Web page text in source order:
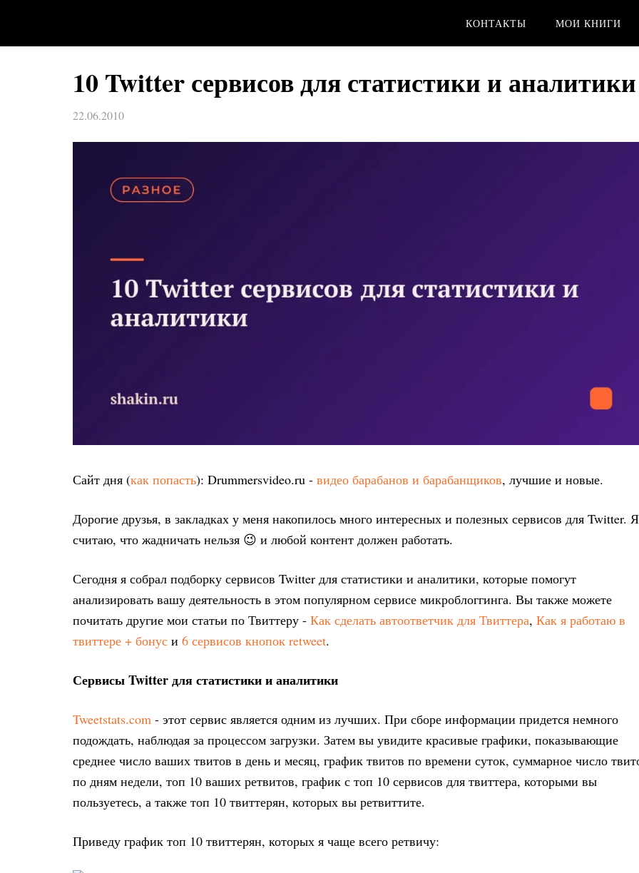
КОНТАКТЫ МОИ КНИГИ
10 Twitter сервисов для статистики и аналитики
22.06.2010
Сайт дня (как попасть): Drummersvideo.ru - видео барабанов и барабанщиков, лучшие и новые.
Дорогие друзья, в закладках у меня накопилось много интересных и полезных сервисов для Twitter. Я
считаю, что жадничать нельзя 😉 и любой контент должен работать.
Сегодня я собрал подборку сервисов Twitter для статистики и аналитики, которые помогут
анализировать вашу деятельность в этом популярном сервисе микроблоггинга. Вы также можете
почитать другие мои статьи по Твиттеру - Как сделать автоответчик для Твиттера, Как я работаю в
твиттере + бонус и 6 сервисов кнопок retweet.
Сервисы Twitter для статистики и аналитики
Tweetstats.com - этот сервис является одним из лучших. При сборе информации придется немного
подождать, наблюдая за процессом загрузки. Затем вы увидите красивые графики, показывающие
среднее число ваших твитов в день и месяц, график твитов по времени суток, суммарное число
по дням недели, топ 10 ваших ретвитов, график с топ 10 сервисов для твиттера, которыми вы
пользуетесь, а также топ 10 твиттерян, которых вы ретвиттите.
Приведу график топ 10 твиттерян, которых я чаще всего ретвичу: